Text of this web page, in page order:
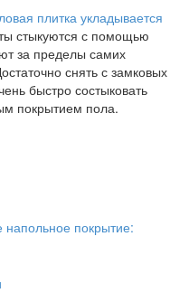
плитка укладывается
стыкуются с помощью
за пределы самих
снять с замковых
быстро состыковать
покрытием пола.
напольное покрытие: